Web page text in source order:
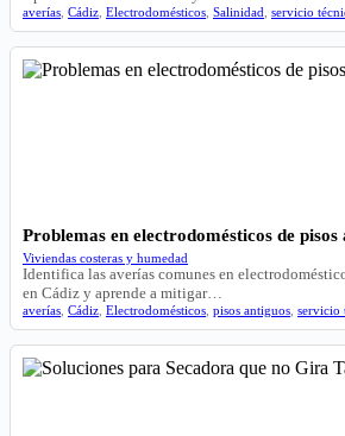
averías Cádiz Electrodomésticos Salinidad servicio
Problemas en electrodomésticos de
Viviendas costeras y humedad
Identifica las averías comunes en
en Cádiz y aprende a mitigar…
averías Cádiz Electrodomésticos pisos antiguos servicio